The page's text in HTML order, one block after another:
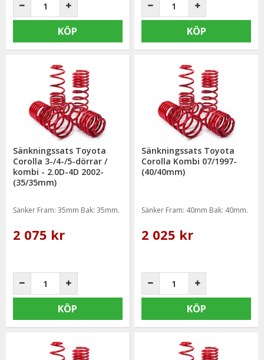
KÖP KÖP
Sänkningssats Toyota
Corolla 3-/4-/5-dörrar /
kombi - 2.0D-4D 2002-
(35/35mm)
Sänker Fram: 35mm Bak: 35mm.
2 075 kr
KÖP
Sänkningssats Toyota
Corolla Kombi 07/1997-
(40/40mm)
Sänker Fram: 40mm Bak: 40mm.
2 025 kr
KÖP